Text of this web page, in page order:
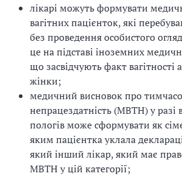
лікарі можуть формувати
вагітних пацієнток, які
без проведення особистого
це на підставі іноземних
що засвідчують факт вагітності
жінки;
медичний висновок про
непрацездатність (МВТН) у разі
пологів може сформувати як
яким пацієнтка уклала
який інший лікар, який має
МВТН у цій категорії;